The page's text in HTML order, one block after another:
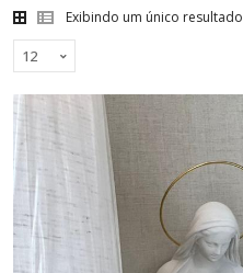
Exibindo um único resultado